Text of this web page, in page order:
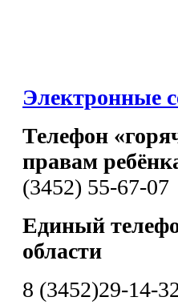
Электронные
Телефон
правам
(3452) 55-67-07
Единый
области
8 (3452)29-14-